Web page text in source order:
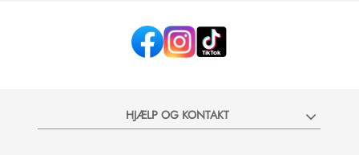
HJÆLP OG KONTAKT